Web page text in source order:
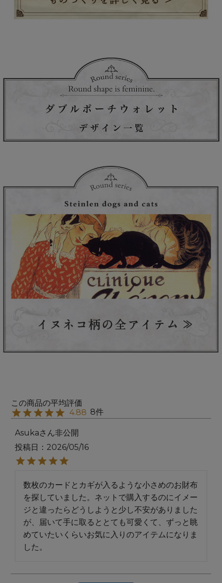
4.88 8
Asuka
非公開
投稿日
2026/05/16
数枚のカードとカギが入るような小さめのお財布
を探していました。ネットで購入するのにイメー
ジと違ったらどうしようと少し不安がありました
が、届いて手に取るととても可愛くて、ずっと眺
めていたいくらいお気に入りのアイテムになりま
した。